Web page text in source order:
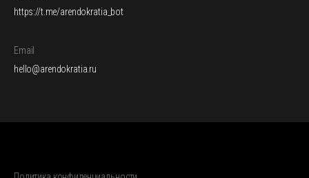
https://t.me/arendokratia_bot
Email
hello@arendokratia.ru